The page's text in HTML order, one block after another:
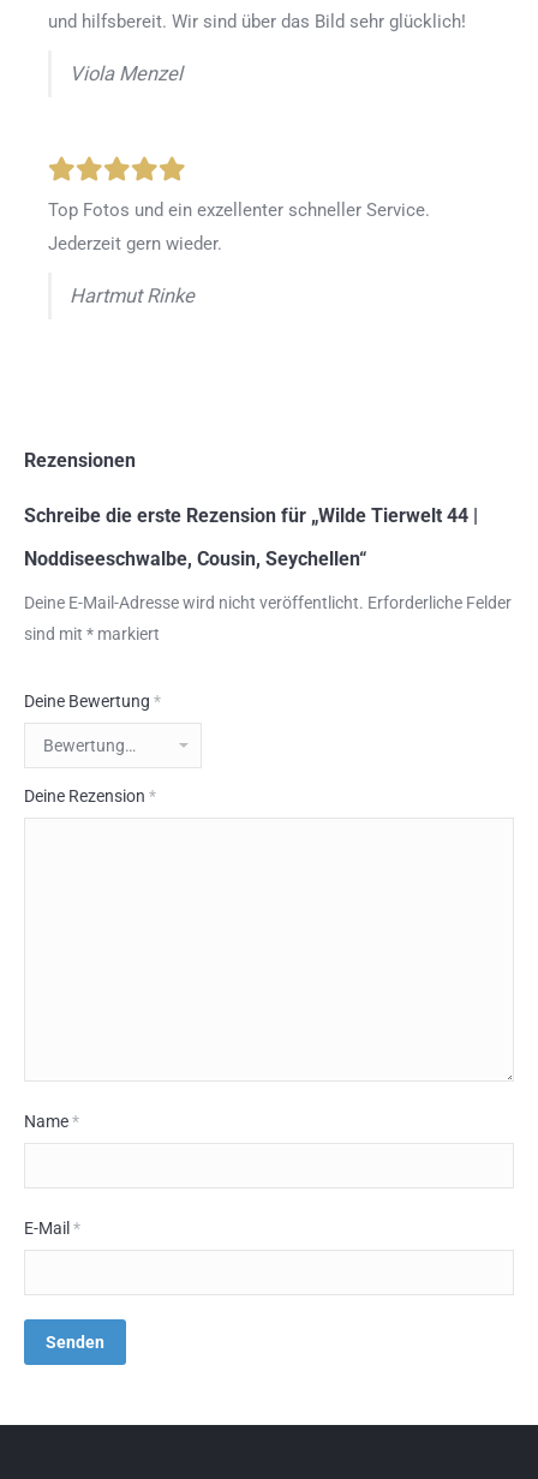
und hilfsbereit. Wir sind über das Bild sehr glücklich!
Viola Menzel
Top Fotos und ein exzellenter schneller Service.
Jederzeit gern wieder.
Hartmut Rinke
Rezensionen
Schreibe die erste Rezension für „Wilde Tierwelt 44 |
Noddiseeschwalbe, Cousin, Seychellen“
Deine E-Mail-Adresse wird nicht veröffentlicht. Erforderliche Felder
sind mit * markiert
Deine Bewertung *
Deine Rezension *
Name*
E-Mail *